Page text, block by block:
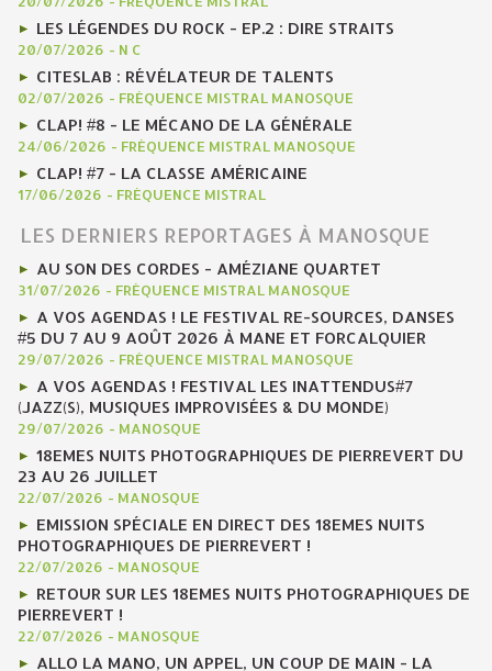
LES LÉGENDES DU ROCK - EP.2 : DIRE STRAITS
20/07/2026 - N C
CITESLAB : RÉVÉLATEUR DE TALENTS
02/07/2026 - FRÉQUENCE MISTRAL MANOSQUE
CLAP! #8 - LE MÉCANO DE LA GÉNÉRALE
24/06/2026 - FRÉQUENCE MISTRAL MANOSQUE
CLAP! #7 - LA CLASSE AMÉRICAINE
17/06/2026 - FRÉQUENCE MISTRAL
LES DERNIERS REPORTAGES À MANOSQUE
AU SON DES CORDES - AMÉZIANE QUARTET
31/07/2026 - FRÉQUENCE MISTRAL MANOSQUE
A VOS AGENDAS ! LE FESTIVAL RE-SOURCES, DANSES
#5 DU 7 AU 9 AOÛT 2026 À MANE ET FORCALQUIER
29/07/2026 - FRÉQUENCE MISTRAL MANOSQUE
A VOS AGENDAS ! FESTIVAL LES INATTENDUS#7
(JAZZ(S), MUSIQUES IMPROVISÉES & DU MONDE)
29/07/2026 - MANOSQUE
18EMES NUITS PHOTOGRAPHIQUES DE PIERREVERT DU
23 AU 26 JUILLET
22/07/2026 - MANOSQUE
EMISSION SPÉCIALE EN DIRECT DES 18EMES NUITS
PHOTOGRAPHIQUES DE PIERREVERT !
22/07/2026 - MANOSQUE
RETOUR SUR LES 18EMES NUITS PHOTOGRAPHIQUES DE
PIERREVERT !
22/07/2026 - MANOSQUE
ALLO LA MANO, UN APPEL, UN COUP DE MAIN - LA